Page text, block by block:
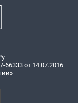
от 14.07.2016